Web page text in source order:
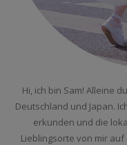
Hi, ich bin Sam! Alleine
Deutschland und Japan.
erkunden und die
Lieblingsorte von mir